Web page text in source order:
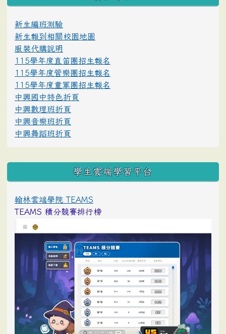
新生編班測驗
新生報到相關校園地圖
服裝代購說明
115學年度直笛團招生報名
115學年度管樂團招生報名
115學年度童軍團招生報名
中興國中特色折頁
中興數理班折頁
中興音樂班折頁
中興舞蹈班折頁
學生雲端學習平台
翰林雲端學院 TEAMS
TEAMS 積分競賽排行榜